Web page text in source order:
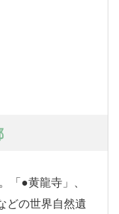
「●黄龍寺」、
どの世界自然遺